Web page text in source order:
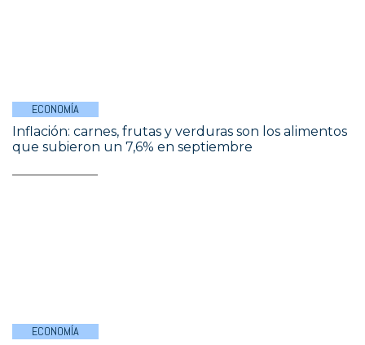
ECONOMÍA
Inflación: carnes, frutas y verduras son los alimentos
que subieron un 7,6% en septiembre
ECONOMÍA